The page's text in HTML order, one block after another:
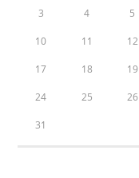
3 4 5
10 11 12
17 18 19
24 25 26
31